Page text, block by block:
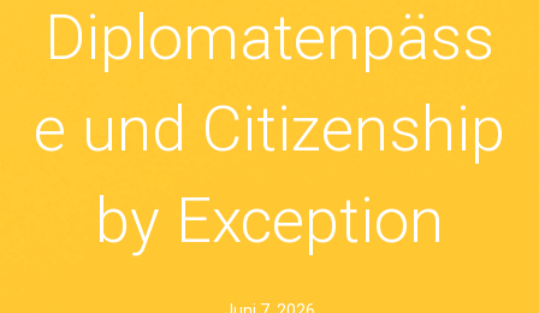
Diplomatenpäss
e und Citizenship
by Exception